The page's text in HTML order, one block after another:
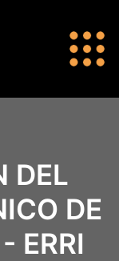
DEL
DE
ERRI